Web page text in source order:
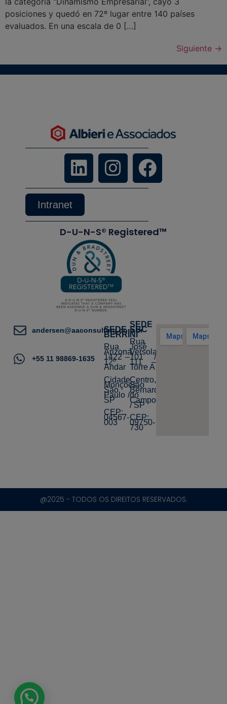
posiciones y quedó en 72º lugar entre 140 países
evaluados. En una escala de 0 […]
Siguiente →
andersen@aaconsulting.com.br
+55 11 98869-1635
SEDE
BERRINI
Rua
Arizona,
1422 –
12º
Andar
Cidade
Monções,
São
Paulo /
SP
CEP:
04567-
003
SEDE
SBC
Rua
José
Versolato,
101 /
111 –
Torre A
Centro,
São
Bernardo
do
Campo
/ SP
CEP:
09750-
730
Intranet
D-U-N-S® Registered™
@2025 - TODOS OS DIREITOS RESERVADOS.